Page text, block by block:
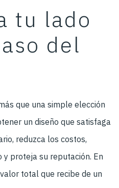
tu lado
del
que una simple elección
un diseño que satisfaga
reduzca los costos,
proteja su reputación. En
total que recibe de un